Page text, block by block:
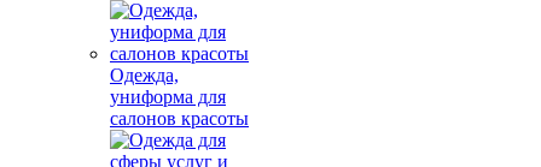
Одежда,
униформа для
салонов красоты